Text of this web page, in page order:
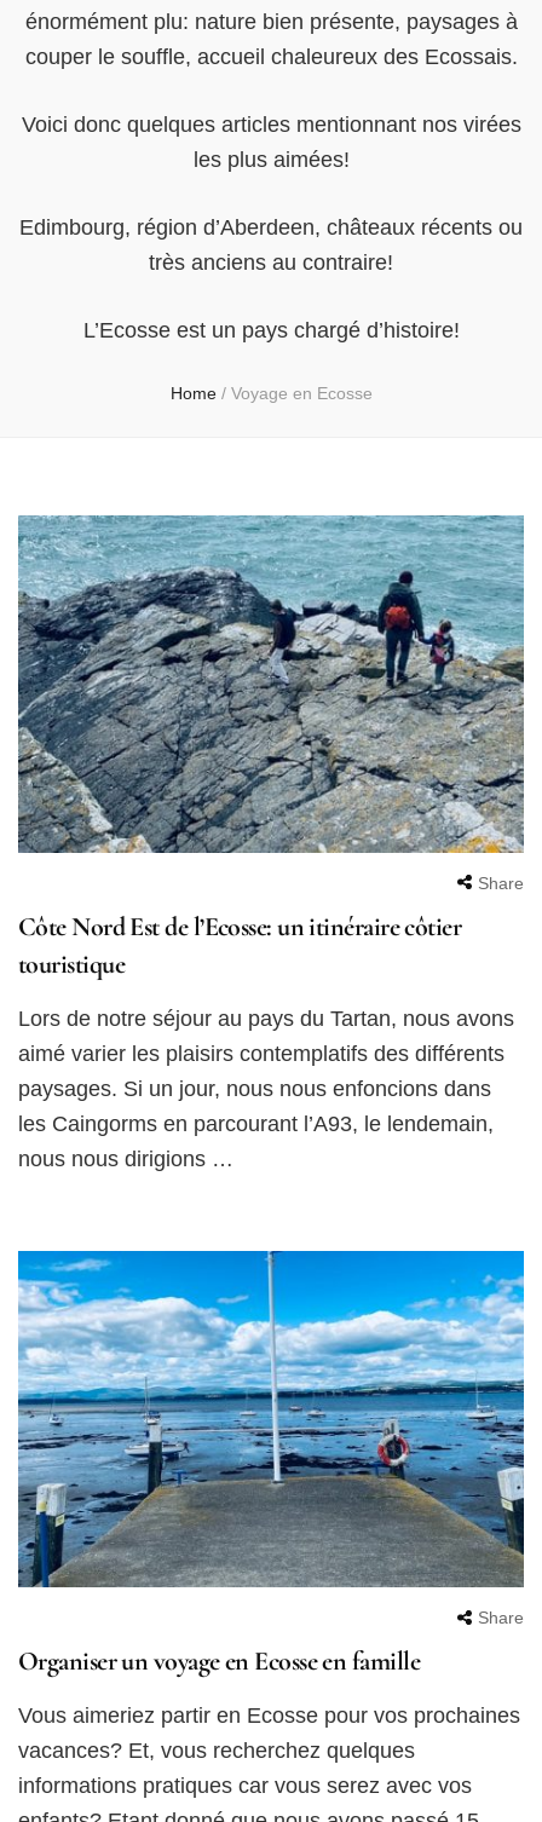
énormément plu: nature bien présente, paysages à
couper le souffle, accueil chaleureux des Ecossais.
Voici donc quelques articles mentionnant nos virées
les plus aimées!
Edimbourg, région d’Aberdeen, châteaux récents ou
très anciens au contraire!
L’Ecosse est un pays chargé d’histoire!
Home / Voyage en Ecosse
Share
Côte Nord Est de l’Ecosse: un itinéraire côtier
touristique
Lors de notre séjour au pays du Tartan, nous avons
aimé varier les plaisirs contemplatifs des différents
paysages. Si un jour, nous nous enfoncions dans
les Caingorms en parcourant l’A93, le lendemain,
nous nous dirigions …
Share
Organiser un voyage en Ecosse en famille
Vous aimeriez partir en Ecosse pour vos prochaines
vacances? Et, vous recherchez quelques
informations pratiques car vous serez avec vos